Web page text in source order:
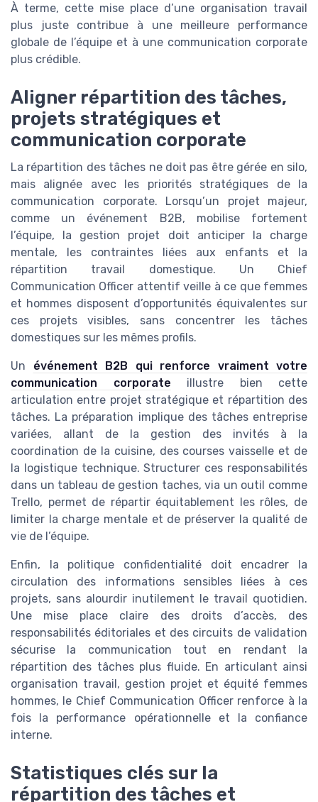
À terme, cette mise place d’une organisation travail
plus juste contribue à une meilleure performance
globale de l’équipe et à une communication corporate
plus crédible.
Aligner répartition des tâches,
projets stratégiques et
communication corporate
La répartition des tâches ne doit pas être gérée en silo,
mais alignée avec les priorités stratégiques de la
communication corporate. Lorsqu’un projet majeur,
comme un événement B2B, mobilise fortement
l’équipe, la gestion projet doit anticiper la charge
mentale, les contraintes liées aux enfants et la
répartition travail domestique. Un Chief
Communication Officer attentif veille à ce que femmes
et hommes disposent d’opportunités équivalentes sur
ces projets visibles, sans concentrer les tâches
domestiques sur les mêmes profils.
Un événement B2B qui renforce vraiment votre
communication corporate illustre bien cette
articulation entre projet stratégique et répartition des
tâches. La préparation implique des tâches entreprise
variées, allant de la gestion des invités à la
coordination de la cuisine, des courses vaisselle et de
la logistique technique. Structurer ces responsabilités
dans un tableau de gestion taches, via un outil comme
Trello, permet de répartir équitablement les rôles, de
limiter la charge mentale et de préserver la qualité de
vie de l’équipe.
Enfin, la politique confidentialité doit encadrer la
circulation des informations sensibles liées à ces
projets, sans alourdir inutilement le travail quotidien.
Une mise place claire des droits d’accès, des
responsabilités éditoriales et des circuits de validation
sécurise la communication tout en rendant la
répartition des tâches plus fluide. En articulant ainsi
organisation travail, gestion projet et équité femmes
hommes, le Chief Communication Officer renforce à la
fois la performance opérationnelle et la confiance
interne.
Statistiques clés sur la
répartition des tâches et